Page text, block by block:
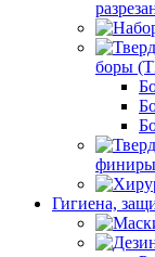
боры
финиры
Гигиена,